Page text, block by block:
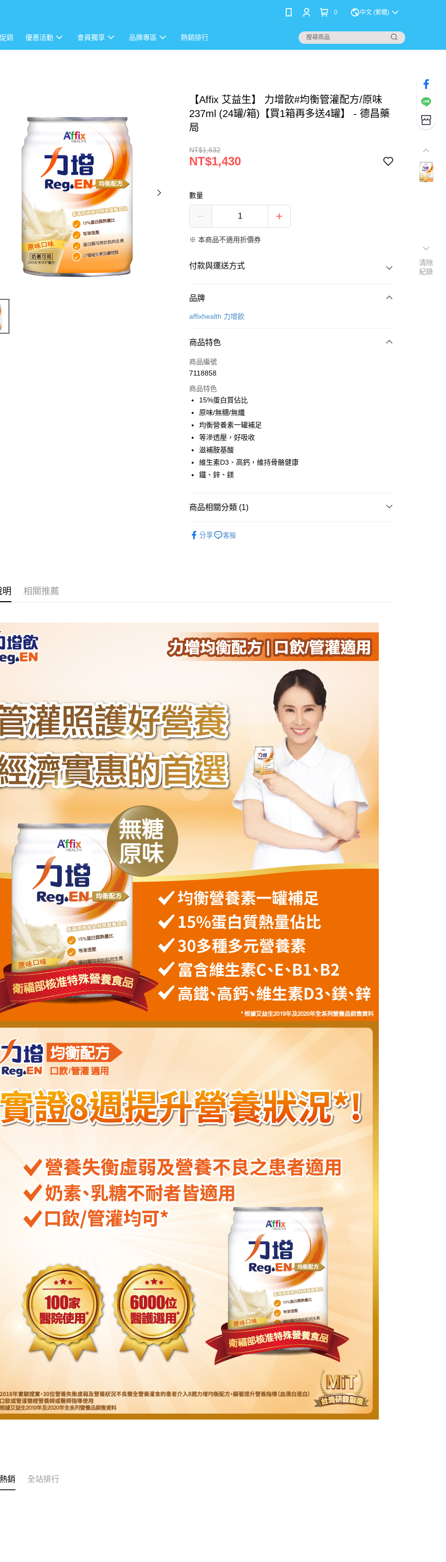
0 中文 (繁體)
銷 優惠活動 會員獨享 品牌專區 熱銷排行
【Affix 艾益生】 力增飲#均衡管灌配方/原味
237ml (24罐/箱)【買1箱再多送4罐】 - 德昌藥
局
NT$1,632
NT$1,430
數量
※ 本商品不適用折價券
付款與運送方式
付款方式
信用卡一次付款
街口支付
悠遊付
Google Pay
全盈+PAY
AFTEE先享後付
【關於「AFTEE先享後付」】
AFTEE先享後付是「在收到商品之後才付款」的支付方式。 讓您購物簡單
２．便利：只要手機號碼，簡訊認證，即可結帳。
３．安心：先確認商品／服務後，再付款。
１．於結帳方式選擇「AFTEE先享後付」後，將跳轉至「AFTEE先享後
【注意事項】
１．透過由恩沛科技股份有限公司提供之「AFTEE先享後付」服務完成之
求債權轉讓予恩沛科技股份有限公司。
２．關於個人資料處理事宜，請瀏覽以下網址：
３．未成年的使用者請事先徵得法定代理人或監護人之同意方可使用
「AFTEE先享後付」，若未經同意申辦者引起之損失，本公司不負相關責
任。
４．使用「AFTEE先享後付」時，將依據個別帳號之用戶狀況，依本公司
即時審查核予不同之上限額度；若仍有額度不足之情形，本公司將視審查
５．嚴禁一人註冊多個帳號或使用他人資訊註冊。若發現惡意使用之情
形，恩沛科技股份有限公司將有權停止該用戶之使用額度並採取法律行
動。
宅配
付款後門市自取
品牌
affixhealth 力增飲
商品特色
商品編號
7118858
商品特色
15%蛋白質佔比
原味/無糖/無纖
均衡營養素一罐補足
等滲透壓，好吸收
滋補胺基酸
維生素D3、高鈣，維持骨骼健康
鐵、鋅、鎂
商品相關分類 (1)
分享
客服
明 相關推薦
銷 全站排行
清除
紀錄